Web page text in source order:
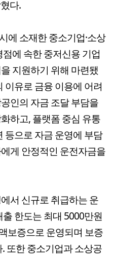
다.
에 소재한 중소기업·소상
에 속한 중저신용 기업
지원하기 위해 마련됐
이유로 금융 이용에 어려
인의 자금 조달 부담을
하고, 플랫폼 중심 유통
등으로 자금 운영에 부담
게 안정적인 운전자금을
서 신규로 취급하는 운
한도는 최대 5000만원
보증으로 운영되며 보증
또한 중소기업과 소상공